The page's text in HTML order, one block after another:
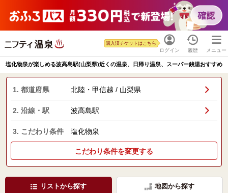
ログイン
購入済チケットはこちら
履歴 メニュー
塩化物泉が楽しめる波高島駅(山梨県)近くの温泉、日帰り温泉、スーパー銭湯おすすめ
1. 都道府県 北陸・甲信越 / 山梨県
2. 沿線・駅 波高島駅
3. こだわり条件 塩化物泉
こだわり条件を変更する
リストから探す 地図から探す